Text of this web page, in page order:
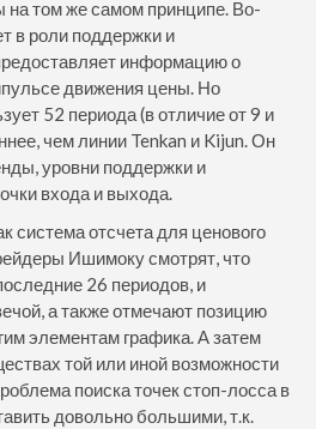
на том же самом принципе. Во-
в роли поддержки и
информацию о
движения цены. Но
52 периода (в отличие от 9 и
чем линии Tenkan и Kijun. Он
уровни поддержки и
входа и выхода.
система отсчета для ценового
Ишимоку смотрят, что
26 периодов, и
а также отмечают позицию
элементам графика. А затем
той или иной возможности
поиска точек стоп-лосса в
довольно большими, т.к.